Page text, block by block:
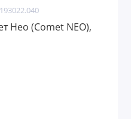
Нео (Comet NEO),